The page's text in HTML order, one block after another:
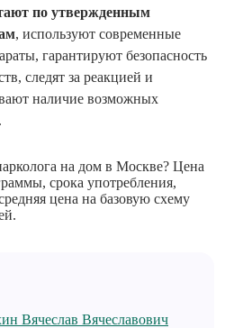
по утвержденным
, используют современные
гарантируют безопасность
следят за реакцией и
наличие возможных
на дом в Москве? Цена
срока употребления,
цена на базовую схему
Вячеслав Вячеславович